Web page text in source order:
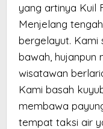
yang artinya Kuil
Menjelang
bergelayut. Kami
bawah, hujanpun
wisatawan
Kami basah
membawa
tempat taksi air